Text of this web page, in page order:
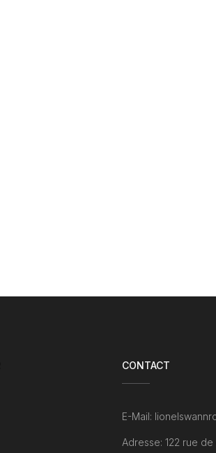
CONTACT
E-Mail:
Adresse: 122 rue